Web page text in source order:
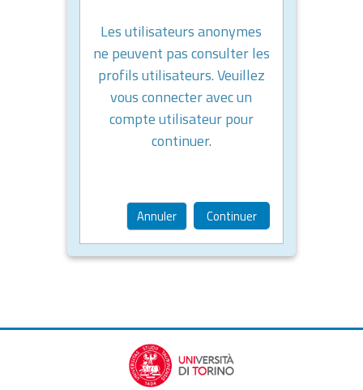
Les utilisateurs anonymes
ne peuvent pas consulter les
profils utilisateurs. Veuillez
vous connecter avec un
compte utilisateur pour
continuer.
Annuler Continuer